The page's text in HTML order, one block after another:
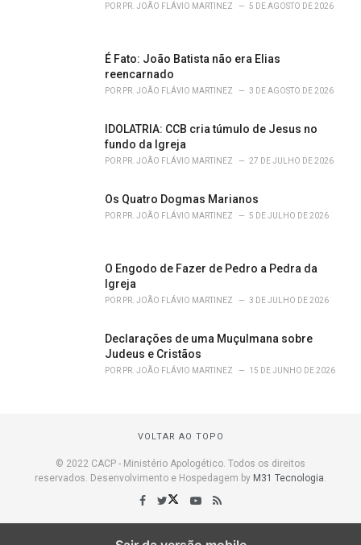
POR PR. JOÃO FLÁVIO MARTINEZ 5 DE AGOSTO DE 2026
É Fato: João Batista não era Elias
reencarnado
POR PR. JOÃO FLÁVIO MARTINEZ 3 DE AGOSTO DE 2026
IDOLATRIA: CCB cria túmulo de Jesus no
fundo da Igreja
POR PR. JOÃO FLÁVIO MARTINEZ 27 DE JULHO DE 2026
Os Quatro Dogmas Marianos
POR PR. JOÃO FLÁVIO MARTINEZ 5 DE JULHO DE 2026
O Engodo de Fazer de Pedro a Pedra da
Igreja
POR PR. JOÃO FLÁVIO MARTINEZ 3 DE JULHO DE 2026
Declarações de uma Muçulmana sobre
Judeus e Cristãos
POR PR. JOÃO FLÁVIO MARTINEZ 15 DE JUNHO DE 2026
VOLTAR AO TOPO
© 2022 CACP - Ministério Apologético. Todos os direitos
reservados. Desenvolvimento e Hospedagem by M31 Tecnologia